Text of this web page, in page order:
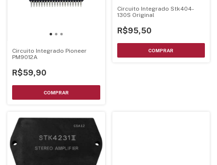
Circuito Integrado Pioneer
PM9012A
R$59,90
Circuito Integrado Stk404-
130S Original
R$95,50